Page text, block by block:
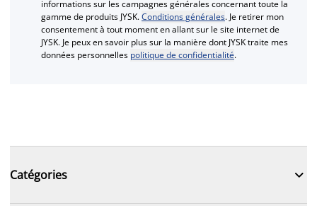
informations sur les campagnes générales concernant toute la
gamme de produits JYSK.Conditions générales. Je retirer mon
consentement à tout moment en allant sur le site internet de
JYSK. Je peux en savoir plus sur la manière dont JYSK traite mes
données personnelles politique de confidentialité.
Catégories 